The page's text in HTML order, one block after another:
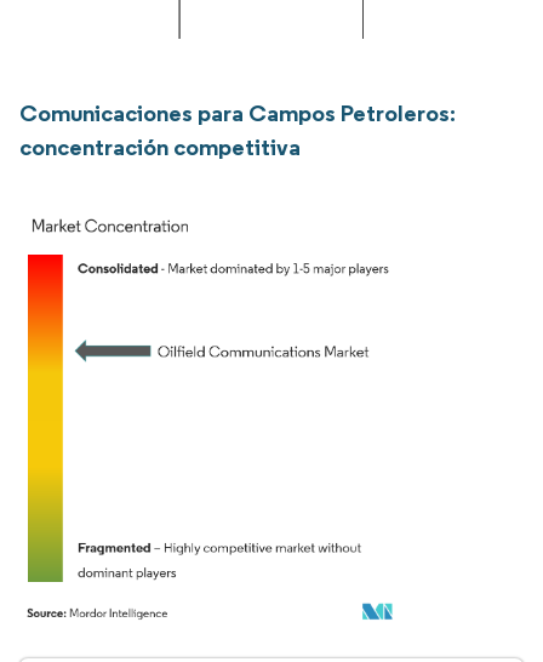
Comunicaciones para Campos Petroleros:
concentración competitiva